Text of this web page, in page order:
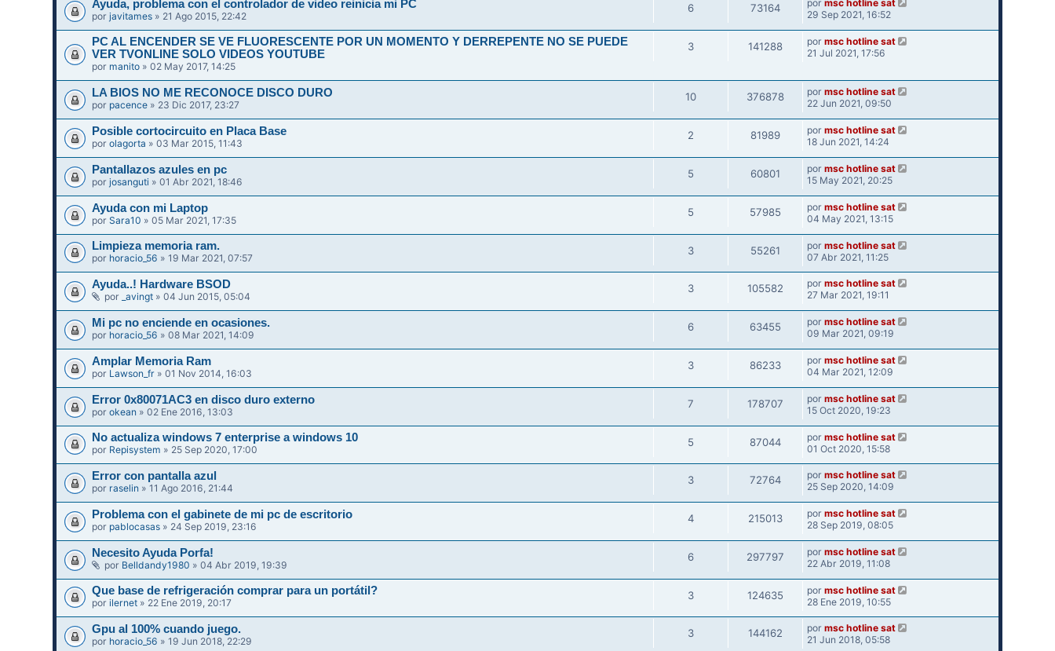
Ayuda, problema con el controlador de video reinicia mi PC
porjavitames » 21 Ago 2015, 22:42
6 73164 por msc hotline sat
29 Sep 2021, 16:52
PC AL ENCENDER SE VE FLUORESCENTE POR UN MOMENTO Y DERREPENTE NO SE PUEDE
VER TVONLINE SOLO VIDEOS YOUTUBE
por manito » 02 May 2017, 14:25
3 141288 por msc hotline sat
21 Jul 2021, 17:56
LA BIOS NO ME RECONOCE DISCO DURO
por pacence » 23 Dic 2017, 23:27
10 376878 por msc hotline sat
22 Jun 2021, 09:50
Posible cortocircuito en Placa Base
porolagorta » 03 Mar 2015, 11:43
2 81989 por msc hotline sat
18 Jun 2021, 14:24
Pantallazos azules en pc
porjosanguti » 01 Abr 2021, 18:46
5 60801 por msc hotline sat
15 May 2021, 20:25
Ayuda con mi Laptop
porSara10 » 05 Mar 2021, 17:35
5 57985 por msc hotline sat
04 May 2021, 13:15
Limpieza memoria ram.
por horacio_56 » 19 Mar 2021, 07:57
3 55261 por msc hotline sat
07 Abr 2021, 11:25
Ayuda..! Hardware BSOD
por _avingt » 04 Jun 2015, 05:04
3 105582 por msc hotline sat
27 Mar 2021, 19:11
Mi pc no enciende en ocasiones.
por horacio_56 » 08 Mar 2021, 14:09
6 63455 por msc hotline sat
09 Mar 2021, 09:19
Amplar Memoria Ram
por Lawson_fr » 01 Nov 2014, 16:03
3 86233 por msc hotline sat
04 Mar 2021, 12:09
Error 0x80071AC3 en disco duro externo
porokean » 02 Ene 2016, 13:03
7 178707 por msc hotline sat
15 Oct 2020, 19:23
No actualiza windows 7 enterprise a windows 10
por Repisystem » 25 Sep 2020, 17:00
5 87044 por msc hotline sat
01 Oct 2020, 15:58
Error con pantalla azul
por raselin » 11 Ago 2016, 21:44
3 72764 por msc hotline sat
25 Sep 2020, 14:09
Problema con el gabinete de mi pc de escritorio
por pablocasas » 24 Sep 2019, 23:16
4 215013 por msc hotline sat
28 Sep 2019, 08:05
Necesito Ayuda Porfa!
por Belldandy1980 » 04 Abr 2019, 19:39
6 297797 por msc hotline sat
22 Abr 2019, 11:08
Que base de refrigeración comprar para un portátil?
porilernet » 22 Ene 2019, 20:17
3 124635 por msc hotline sat
28 Ene 2019, 10:55
Gpu al 100% cuando juego.
por horacio_56 » 19 Jun 2018, 22:29
3 144162 por msc hotline sat
21 Jun 2018, 05:58